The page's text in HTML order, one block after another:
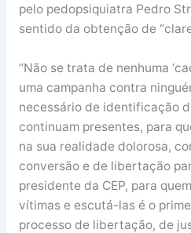
pelo pedopsiquiatra Pedro
sentido da obtenção de
“Não se trata de nenhuma
uma campanha contra
necessário de identificação
continuam presentes, para
na sua realidade dolorosa,
conversão e de libertação
presidente da CEP, para
vítimas e escutá-las é o
processo de libertação, de